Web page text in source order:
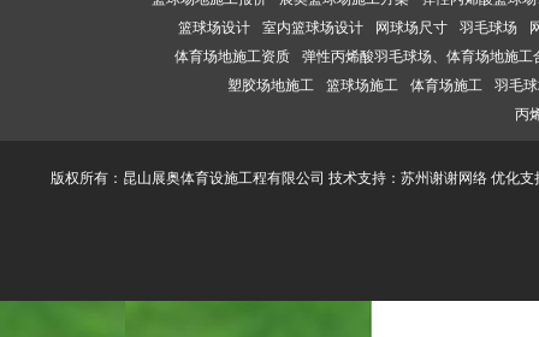
篮球场设计
室内篮球场设计 网球场尺寸 羽毛球场
体育场地施工资质
弹性丙烯酸羽毛球场、体育场地施工
塑胶场地施工
篮球场施工 体育场施工
羽毛
丙
版权所有：昆山展奥体育设施工程有限公司 技术支持： 苏州谢谢网络 优化支